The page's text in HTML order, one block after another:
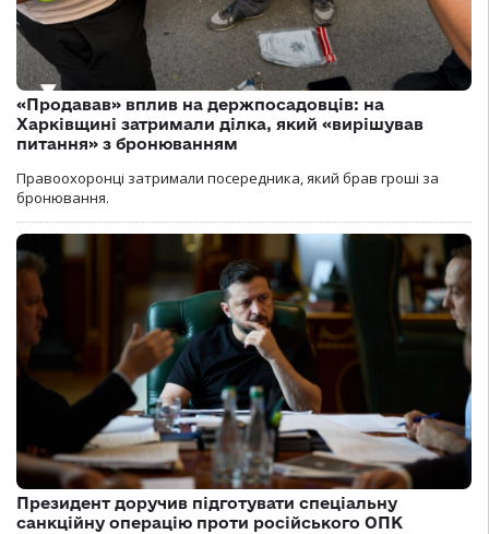
«Продавав» вплив на держпосадовців: на
Харківщині затримали ділка, який «вирішував
питання» з бронюванням
Правоохоронці затримали посередника, який брав гроші за
бронювання.
Президент доручив підготувати спеціальну
санкційну операцію проти російського ОПК